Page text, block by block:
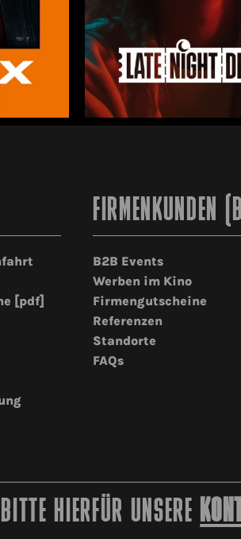
[pdf]
FIRMENKUNDEN
B2B Events
Werben im Kino
Firmengutscheine
Referenzen
Standorte
FAQs
HIERFÜR UNSERE